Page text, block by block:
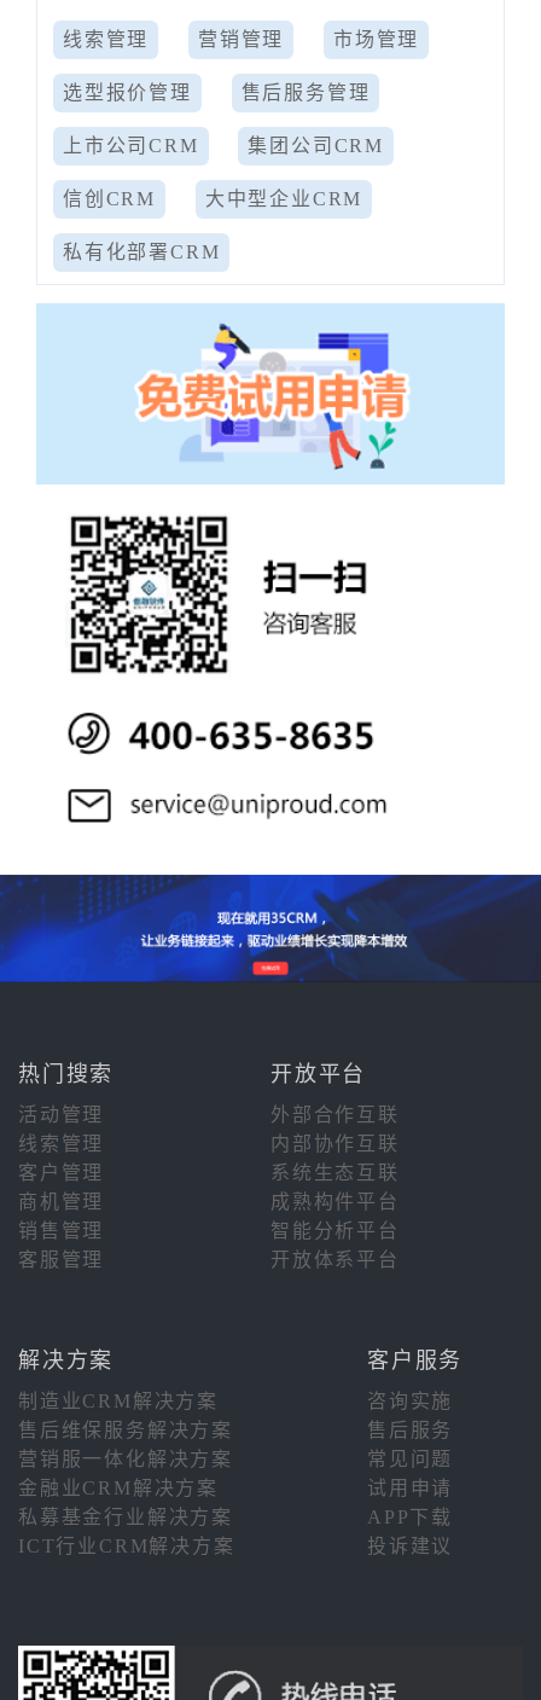
线索管理 营销管理 市场管理
选型报价管理 售后服务管理
上市公司CRM 集团公司CRM
信创CRM 大中型企业CRM
私有化部署CRM
热门搜索 开放平台
活动管理
外部合作互联
线索管理
内部协作互联
客户管理
系统生态互联
商机管理
成熟构件平台
销售管理
智能分析平台
客服管理
开放体系平台
解决方案 客户服务
制造业CRM解决方案
咨询实施
售后维保服务解决方案
售后服务
营销服一体化解决方案
常见问题
金融业CRM解决方案
试用申请
私募基金行业解决方案
APP下载
ICT行业CRM解决方案
投诉建议